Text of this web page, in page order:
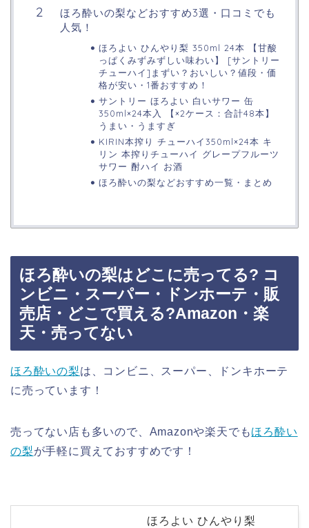
ほろ酔いの梨などおすすめ3選・口コミでも
人気！
ほろよい ひんやり梨 350ml 24本 【甘酸
っぱくみずみずしい味わい】 [サントリー
チューハイ]まずい？おいしい？値段・価
格が安い・1番おすすめ！
サントリー ほろよい 白いサワー 缶
350ml×24本入 【×2ケース：合計48本】
うまい・うますぎ
KIRIN本搾り チューハイ350ml×24本 キ
リン 本搾りチューハイ グレープフルーツ
サワー 酎ハイ お酒
ほろ酔いの梨などおすすめ一覧・まとめ
ほろ酔いの梨はどこに売ってる? コ
ンビニ・スーパー・ドンホーテ・販
売店・どこで買える?Amazon・楽
天・売ってない
ほろ酔いの梨は、コンビニ、スーパー、ドンキホーテ
に売っています！
売ってない店も多いので、Amazonや楽天でもほろ酔い
の梨が手軽に買えておすすめです！
ほろよい ひんやり梨